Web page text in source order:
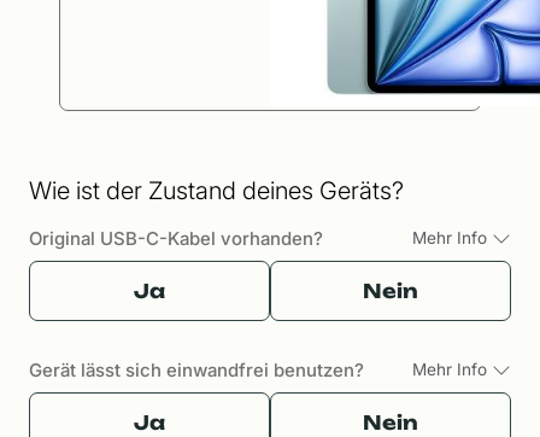
Wie ist der Zustand deines Geräts?
Original USB-C-Kabel vorhanden? Mehr Info
Ja Nein
Gerät lässt sich einwandfrei benutzen? Mehr Info
Ja Nein